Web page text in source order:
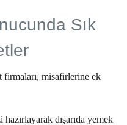
Sık
firmaları, misafirlerine ek
dışarıda yemek